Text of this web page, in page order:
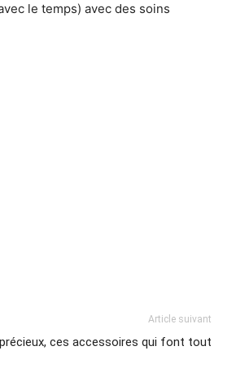
le temps) avec des soins
Article suivant
ces accessoires qui font tout